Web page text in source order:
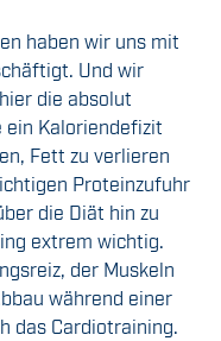
haben wir uns mit
Und wir
die absolut
ein Kaloriendefizit
Fett zu verlieren
Proteinzufuhr
die Diät hin zu
extrem wichtig.
der Muskeln
während einer
das Cardiotraining.